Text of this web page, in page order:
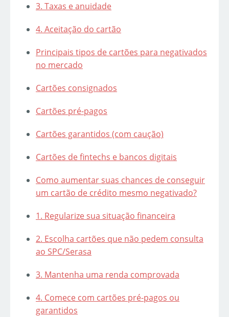
3. Taxas e anuidade
4. Aceitação do cartão
Principais tipos de cartões para negativados
no mercado
Cartões consignados
Cartões pré-pagos
Cartões garantidos (com caução)
Cartões de fintechs e bancos digitais
Como aumentar suas chances de conseguir
um cartão de crédito mesmo negativado?
1. Regularize sua situação financeira
2. Escolha cartões que não pedem consulta
ao SPC/Serasa
3. Mantenha uma renda comprovada
4. Comece com cartões pré-pagos ou
garantidos